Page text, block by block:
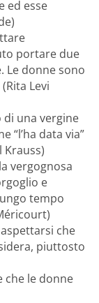
ed esse
portare due
Le donne sono
Levi
una vergine
“l’ha data via”
Krauss)
vergognosa
e
tempo
che
piuttosto
che le donne